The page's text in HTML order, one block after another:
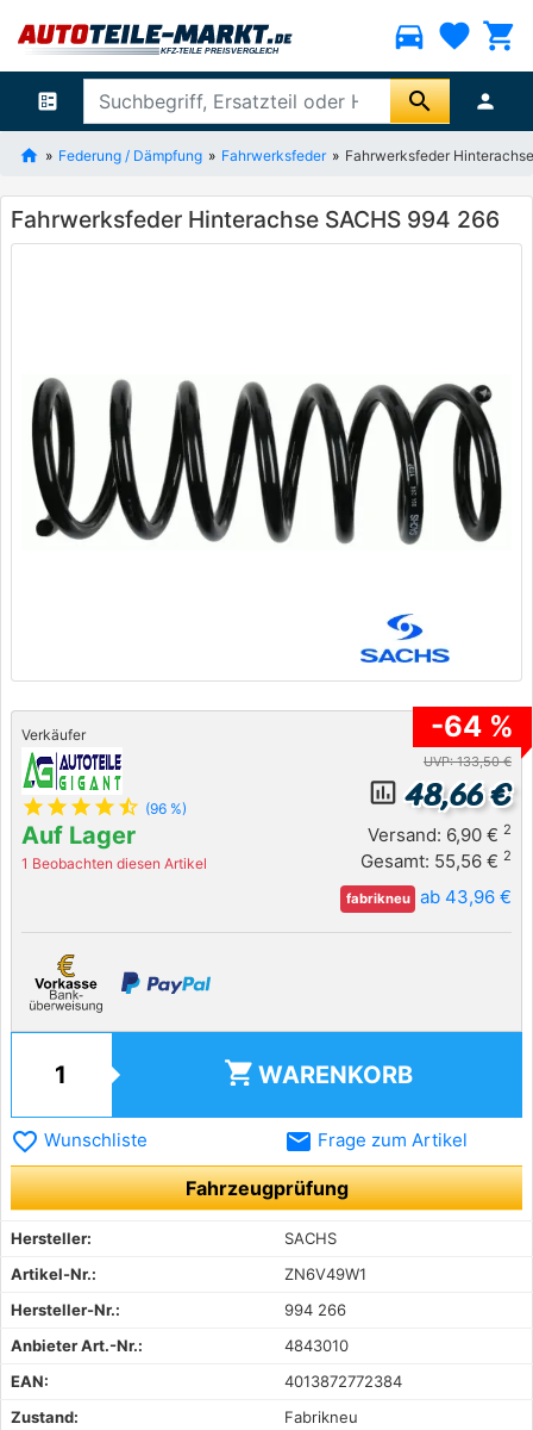
directions_car favorite shopping_cart
ballot search person
Federung / Dämpfung Fahrwerksfeder Fahrwerksfeder
Fahrwerksfeder Hinterachse SACHS 994 266
Verkäufer
star star star star star_half (96 %)
Auf Lager
1 Beobachten diesen Artikel
-64 %
UVP: 133,50 €
insert_chart_outlined 48,66 €
Versand: 6,90 € 2
Gesamt: 55,56 € 2
fabrikneu ab 43,96 €
shopping_cart WARENKORB
favorite_border Wunschliste email Frage zum Artikel
Fahrzeugprüfung
Hersteller:
SACHS
Artikel-Nr.:
ZN6V49W1
Hersteller-Nr.:
994 266
Anbieter Art.-Nr.:
4843010
EAN:
4013872772384
Zustand:
Fabrikneu